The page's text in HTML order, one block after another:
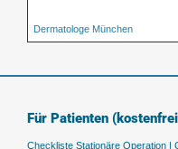
Dermatologe München
Für Patienten
Checkliste Stationäre Operation |